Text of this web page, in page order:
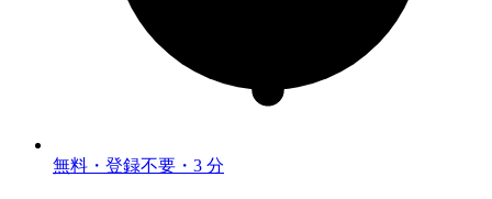
無料・登録不要・3 分